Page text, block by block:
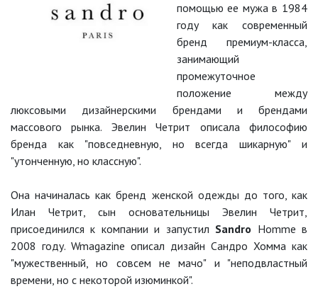
помощью ее мужа в 1984
году как современный
бренд премиум-класса,
занимающий
промежуточное
положение между
люксовыми дизайнерскими брендами и брендами
массового рынка. Эвелин Четрит описала философию
бренда как "повседневную, но всегда шикарную" и
"утонченную, но классную".
Она начиналась как бренд женской одежды до того, как
Илан Четрит, сын основательницы Эвелин Четрит,
присоединился к компании и запустил Sandro Homme в
2008 году. Wmagazine описал дизайн Сандро Хомма как
"мужественный, но совсем не мачо" и "неподвластный
времени, но с некоторой изюминкой".